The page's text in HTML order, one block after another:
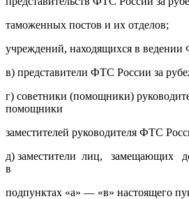
таможенных постов и их отделов;
учреждений, находящихся в
в) представители ФТС России за
г) советники (помощники)
помощники
заместителей руководителя ФТС
д) заместители лиц, замещающих
в
подпунктах «а» — «в» настоящего